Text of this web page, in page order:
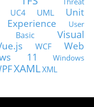
UC4 UML
Unit
User
Basic
Visual
WCF
Web
11
Windows
XAMLXML